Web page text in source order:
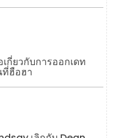
กี่ยวกับการออกเดท
ที่ฮือฮา